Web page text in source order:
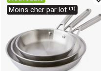
Moins cher par lot ⁽¹⁾